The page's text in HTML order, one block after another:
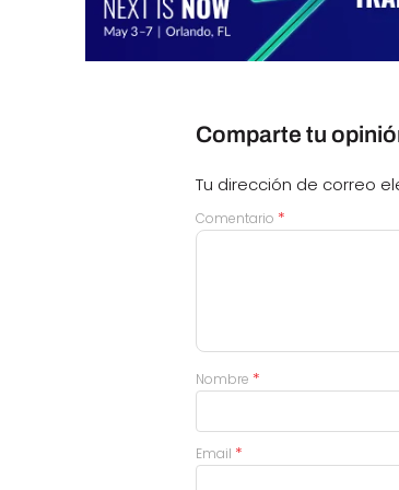
Comparte tu
Tu dirección de correo
Comentario *
Nombre *
Email *